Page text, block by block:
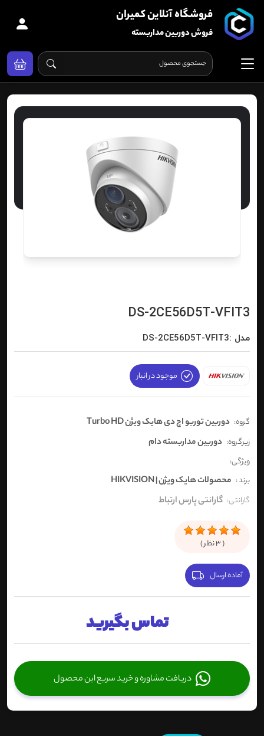
فروشگاه آنلاین کمیران
فروش دوربین مداربسته
DS-2CE56D5T-VFIT3
مدل :DS-2CE56D5T-VFIT3
موجود در انبار
گروه: دوربین توربو اچ دی هایک ویژن Turbo HD
زیرگروه: دوربین مداربسته دام
ویژگی:
برند : محصولات هایک ویژن | HIKVISION
گارانتی: گارانتی پارس ارتباط
(
3نظر )
آماده ارسال
تماس بگیرید
دریافت مشاوره و خرید سریع این محصول